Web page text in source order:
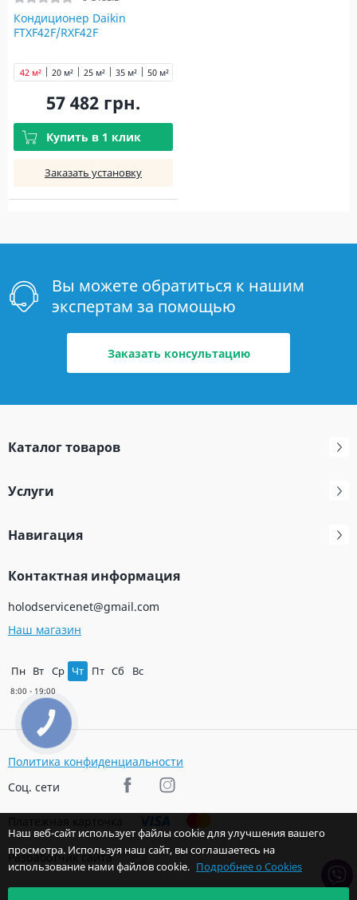
Кондиционер Daikin
FTXF42F/RXF42F
20 м² 25 м² 35 м²
42 м² 50 м²
57 482 грн.
Купить в 1 клик
Заказать установку
Вы можете обратиться к нашим
экспертам за помощью
Заказать консультацию
Каталог товаров
Услуги
Навигация
Контактная информация
holodservicenet@gmail.com
Наш магазин
Пн Вт Ср Чт Пт Сб Вс
Политика конфиденциальности
Соц. сети
Разработчик сайта
Наш веб-сайт использует файлы cookie для улучшения вашего
просмотра. Используя наш сайт, вы соглашаетесь на
использование нами файлов cookie. Подробнее о Cookies
КНОПКА
ЗВ'ЯЗКУ